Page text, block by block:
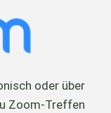
oder über
Zoom-Treffen